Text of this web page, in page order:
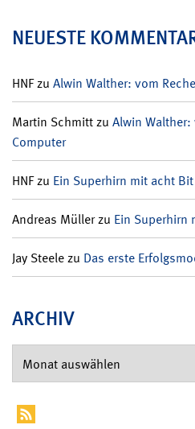
NEUESTE
HNFzu Alwin Walther: vom
Martin Schmittzu Alwin
Computer
HNFzu Ein Superhirn mit acht Bit
Andreas Müllerzu Ein Superhirn
Jay Steelezu Das erste
ARCHIV